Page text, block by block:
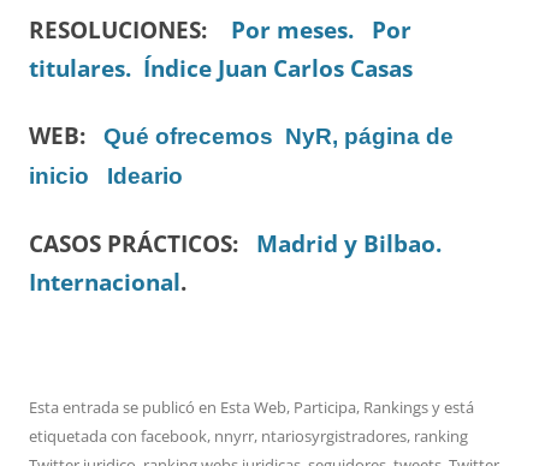
RESOLUCIONES: Por meses.
Por
titulares. Índice Juan Carlos Casas
WEB: Qué ofrecemos NyR, página de
inicio
Ideario
CASOS PRÁCTICOS: Madrid y Bilbao.
Internacional.
Esta entrada se publicó en Esta Web, Participa, Rankingsy está
etiquetada con facebook, nnyrr, ntariosyrgistradores, ranking